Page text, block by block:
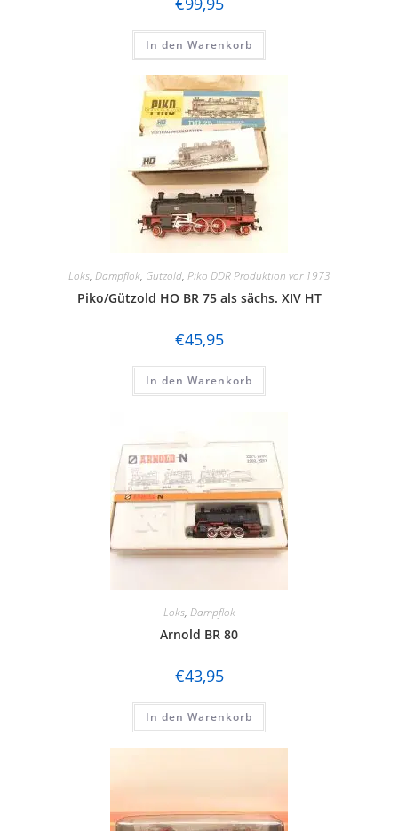
In den Warenkorb
Loks, Dampflok, Gützold, Piko DDR Produktion vor 1973
Piko/Gützold HO BR 75 als sächs. XIV HT
€45,95
In den Warenkorb
Loks, Dampflok
Arnold BR 80
€43,95
In den Warenkorb